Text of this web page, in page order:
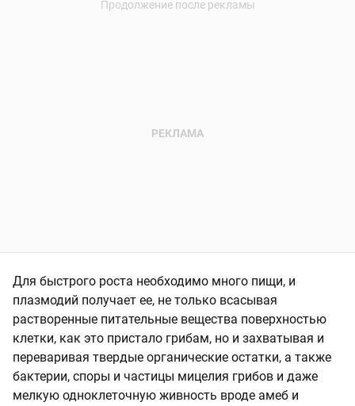
Для быстрого роста необходимо много пищи, и
плазмодий получает ее, не только всасывая
растворенные питательные вещества поверхностью
клетки, как это пристало грибам, но и захватывая и
переваривая твердые органические остатки, а также
бактерии, споры и частицы мицелия грибов и даже
мелкую одноклеточную живность вроде амеб и